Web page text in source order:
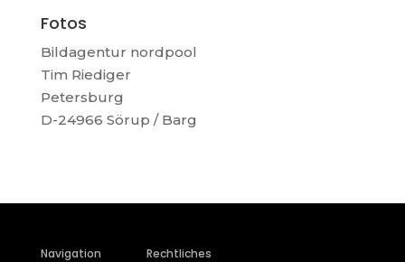
Fotos
Bildagentur nordpool
Tim Riediger
Petersburg
D-24966 Sörup / Barg
Navigation Rechtliches